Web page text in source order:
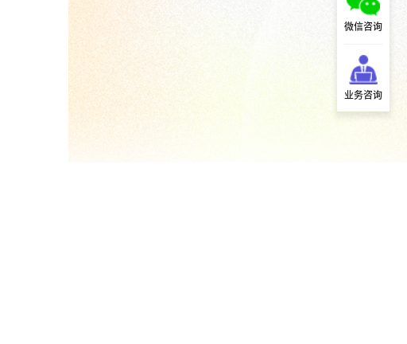
微信咨询
业务咨询